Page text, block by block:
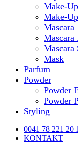
Make-
Make-
Mascara
Mascara
Mascara
Mask
Parfum
Powder
Powder
Powder
Styling
0041 78 221 20
KONTAKT